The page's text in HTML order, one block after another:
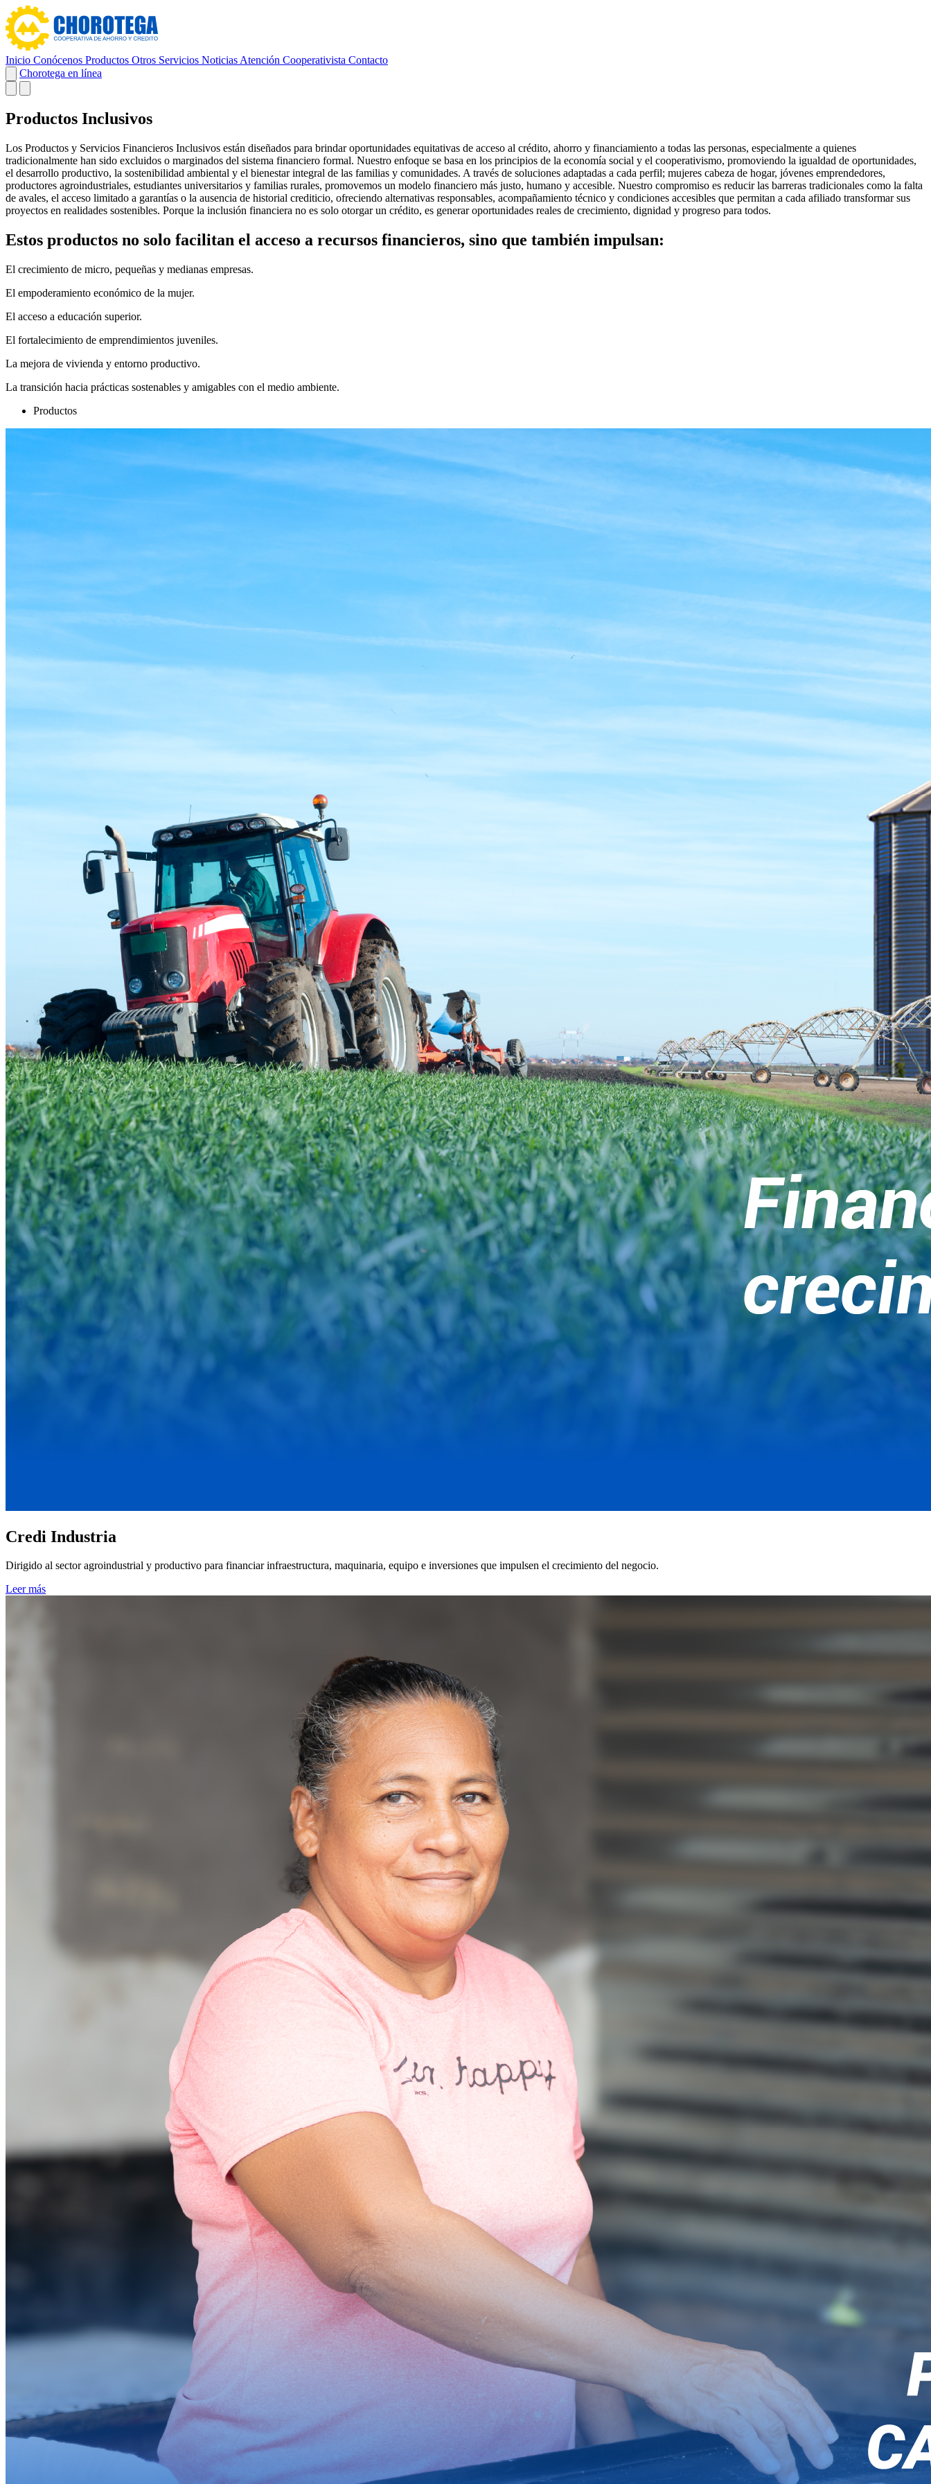
Inicio Conócenos Productos Otros Servicios Noticias Atención Cooperativista Contacto
Chorotega en línea
Productos Inclusivos
Los Productos y Servicios Financieros Inclusivos están diseñados para brindar oportunidades equitativas de acceso al crédito, ahorro y financiamiento a todas las personas, especialmente a quienes
tradicionalmente han sido excluidos o marginados del sistema financiero formal. Nuestro enfoque se basa en los principios de la economía social y el cooperativismo, promoviendo la igualdad de oportunidades,
el desarrollo productivo, la sostenibilidad ambiental y el bienestar integral de las familias y comunidades. A través de soluciones adaptadas a cada perfil; mujeres cabeza de hogar, jóvenes emprendedores,
productores agroindustriales, estudiantes universitarios y familias rurales, promovemos un modelo financiero más justo, humano y accesible. Nuestro compromiso es reducir las barreras tradicionales como la falta
de avales, el acceso limitado a garantías o la ausencia de historial crediticio, ofreciendo alternativas responsables, acompañamiento técnico y condiciones accesibles que permitan a cada afiliado transformar sus
proyectos en realidades sostenibles. Porque la inclusión financiera no es solo otorgar un crédito, es generar oportunidades reales de crecimiento, dignidad y progreso para todos.
Estos productos no solo facilitan el acceso a recursos financieros, sino que también impulsan:
El crecimiento de micro, pequeñas y medianas empresas.
El empoderamiento económico de la mujer.
El acceso a educación superior.
El fortalecimiento de emprendimientos juveniles.
La mejora de vivienda y entorno productivo.
La transición hacia prácticas sostenables y amigables con el medio ambiente.
Productos
Credi Industria
Dirigido al sector agroindustrial y productivo para financiar infraestructura, maquinaria, equipo e inversiones que impulsen el crecimiento del negocio.
Leer más